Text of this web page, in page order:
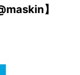
】
ニューノーマル